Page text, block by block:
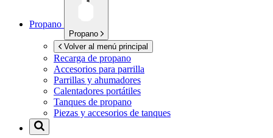
Propano
Propano
Volver al menú principal
Recarga de propano
Accesorios para parrilla
Parrillas y ahumadores
Calentadores portátiles
Tanques de propano
Piezas y accesorios de tanques